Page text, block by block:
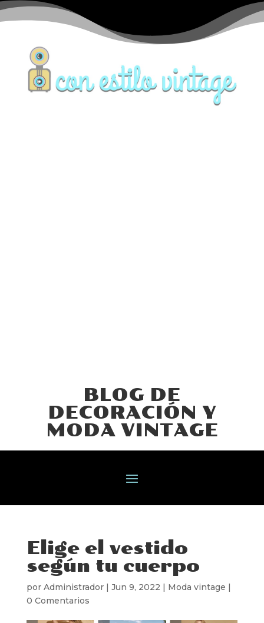
BLOG DE
DECORACIÓN Y
MODA VINTAGE
Elige el vestido
según tu cuerpo
por Administrador| Jun 9, 2022 | Moda vintage |
0 Comentarios